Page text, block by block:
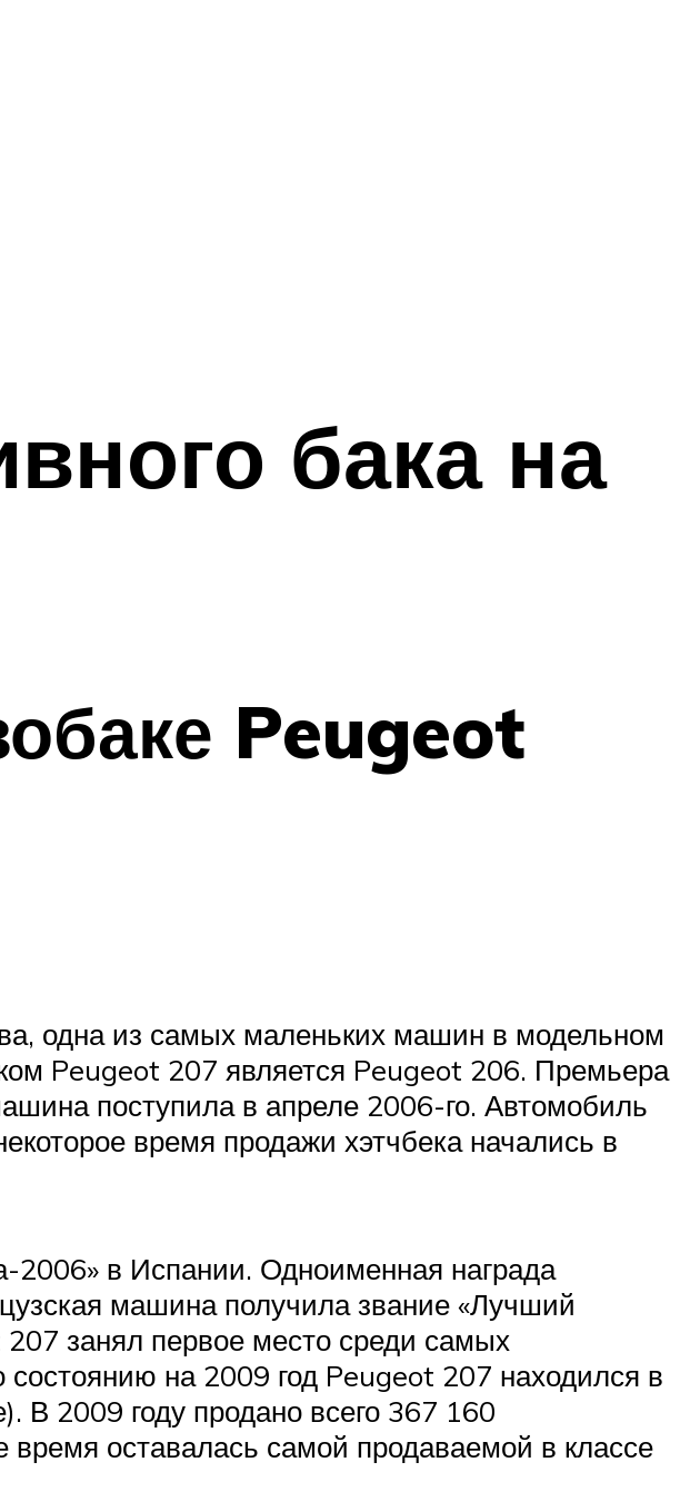
бака на
Peugeot
одна из самых маленьких машин в модельном
Peugeot 207 является Peugeot 206. Премьера
поступила в апреле 2006-го. Автомобиль
время продажи хэтчбека начались в
2006» в Испании. Одноименная награда
машина получила звание «Лучший
занял первое место среди самых
на 2009 год Peugeot 207 находился в
2009 году продано всего 367 160
оставалась самой продаваемой в классе